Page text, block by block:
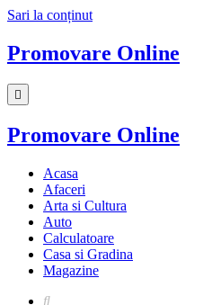
Sari la conținut
Promovare Online
Promovare Online
Acasa
Afaceri
Arta si Cultura
Auto
Calculatoare
Casa si Gradina
Magazine